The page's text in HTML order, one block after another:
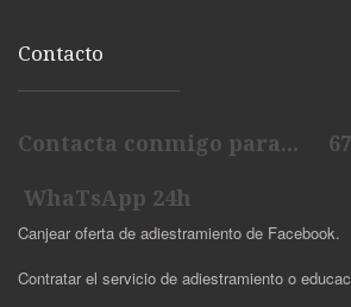
Contacto
Contacta conmigo para...
WhaTsApp 24h
Canjear oferta de adiestramiento de Facebook.
Contratar el servicio de adiestramiento o